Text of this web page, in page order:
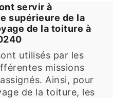
servir à
supérieure de la
de la toiture à
utilisés par les
missions
Ainsi, pour
de la toiture, les